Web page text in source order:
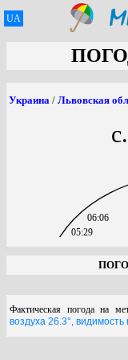
UA
Украина / Львовская
05:29
06:06
Фактическая погода на
воздуха 26.3°,